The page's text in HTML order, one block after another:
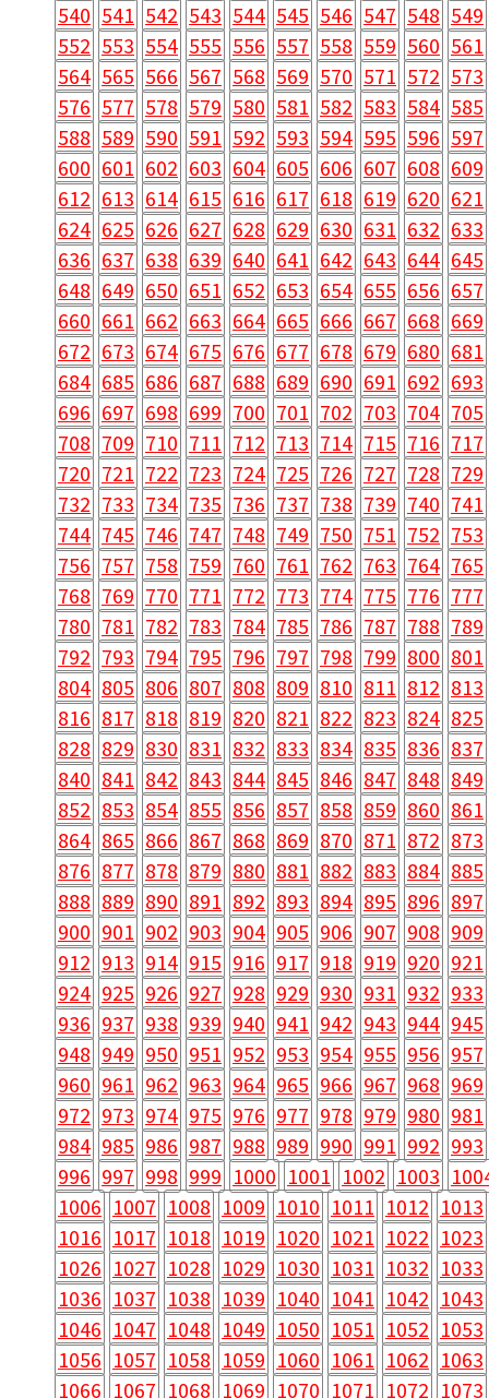
540 541 542 543 544 545 546 547 548 549
552 553 554 555 556 557 558 559 560 561
564 565 566 567 568 569 570 571 572 573
576 577 578 579 580 581 582 583 584 585
588 589 590 591 592 593 594 595 596 597
600 601 602 603 604 605 606 607 608 609
612 613 614 615 616 617 618 619 620 621
624 625 626 627 628 629 630 631 632 633
636 637 638 639 640 641 642 643 644 645
648 649 650 651 652 653 654 655 656 657
660 661 662 663 664 665 666 667 668 669
672 673 674 675 676 677 678 679 680 681
684 685 686 687 688 689 690 691 692 693
696 697 698 699 700 701 702 703 704 705
708 709 710 711 712 713 714 715 716 717
720 721 722 723 724 725 726 727 728 729
732 733 734 735 736 737 738 739 740 741
744 745 746 747 748 749 750 751 752 753
756 757 758 759 760 761 762 763 764 765
768 769 770 771 772 773 774 775 776 777
780 781 782 783 784 785 786 787 788 789
792 793 794 795 796 797 798 799 800 801
804 805 806 807 808 809 810 811 812 813
816 817 818 819 820 821 822 823 824 825
828 829 830 831 832 833 834 835 836 837
840 841 842 843 844 845 846 847 848 849
852 853 854 855 856 857 858 859 860 861
864 865 866 867 868 869 870 871 872 873
876 877 878 879 880 881 882 883 884 885
888 889 890 891 892 893 894 895 896 897
900 901 902 903 904 905 906 907 908 909
912 913 914 915 916 917 918 919 920 921
924 925 926 927 928 929 930 931 932 933
936 937 938 939 940 941 942 943 944 945
948 949 950 951 952 953 954 955 956 957
960 961 962 963 964 965 966 967 968 969
972 973 974 975 976 977 978 979 980 981
984 985 986 987 988 989 990 991 992 993
996 997 998 999 1000 1001 1002 1003
1006 1007 1008 1009 1010 1011 1012 1013
1016 1017 1018 1019 1020 1021 1022 1023
1026 1027 1028 1029 1030 1031 1032 1033
1036 1037 1038 1039 1040 1041 1042 1043
1046 1047 1048 1049 1050 1051 1052 1053
1056 1057 1058 1059 1060 1061 1062 1063
1066 1067 1068 1069 1070 1071 1072 1073